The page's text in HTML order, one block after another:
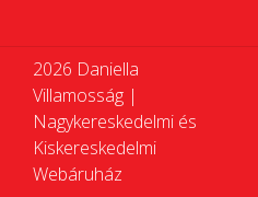
2026 Daniella
Villamosság |
Nagykereskedelmi és
Kiskereskedelmi
Webáruház